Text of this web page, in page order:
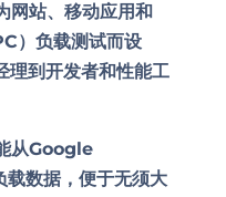
网站、移动应用和
）负载测试而设
理到开发者和性能工
从Google
数据，便于无须大